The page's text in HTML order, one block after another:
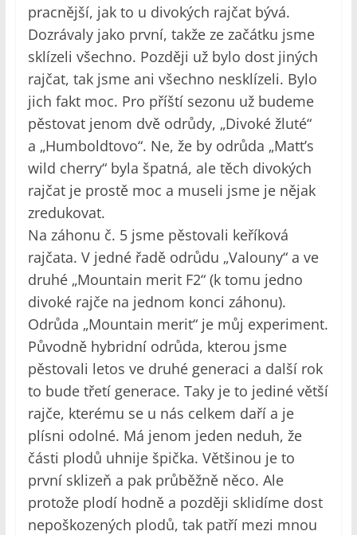
pracnější, jak to u divokých rajčat bývá.
Dozrávaly jako první, takže ze začátku jsme
sklízeli všechno. Později už bylo dost jiných
rajčat, tak jsme ani všechno nesklízeli. Bylo
jich fakt moc. Pro příští sezonu už budeme
pěstovat jenom dvě odrůdy, „Divoké žluté“
a „Humboldtovo“. Ne, že by odrůda „Matt’s
wild cherry“ byla špatná, ale těch divokých
rajčat je prostě moc a museli jsme je nějak
zredukovat.
Na záhonu č. 5 jsme pěstovali keříková
rajčata. V jedné řadě odrůdu „Valouny“ a ve
druhé „Mountain merit F2“ (k tomu jedno
divoké rajče na jednom konci záhonu).
Odrůda „Mountain merit“ je můj experiment.
Původně hybridní odrůda, kterou jsme
pěstovali letos ve druhé generaci a další rok
to bude třetí generace. Taky je to jediné větší
rajče, kterému se u nás celkem daří a je
plísni odolné. Má jenom jeden neduh, že
části plodů uhnije špička. Většinou je to
první sklizeň a pak průběžně něco. Ale
protože plodí hodně a později sklidíme dost
nepoškozených plodů, tak patří mezi mnou